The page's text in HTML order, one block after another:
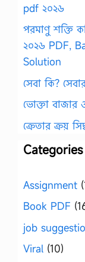
pdf ২০২৬
পরমাণু শক্তি
২০২৬ PDF,
Solution
সেবা কি?
ভোক্তা বাজার
ক্রেতার ক্রয়
Categories
Assignment
Book PDF
job
Viral (10)